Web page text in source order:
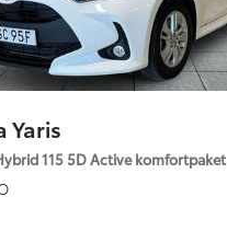
Yaris
115 5D Active komfortpaket